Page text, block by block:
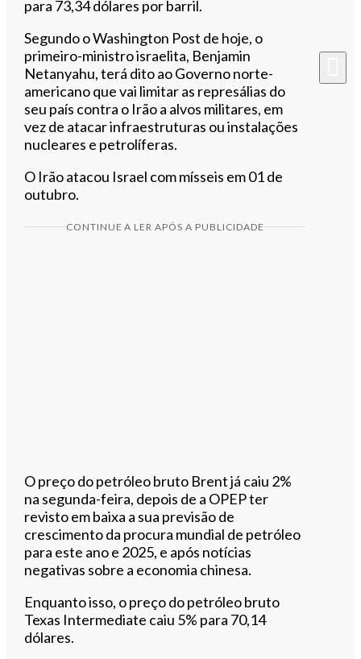
para 73,34 dólares por barril.
Segundo o Washington Post de hoje, o
primeiro-ministro israelita, Benjamin
Netanyahu, terá dito ao Governo norte-
americano que vai limitar as represálias do
seu país contra o Irão a alvos militares, em
vez de atacar infraestruturas ou instalações
nucleares e petrolíferas.
O Irão atacou Israel com mísseis em 01 de
outubro.
CONTINUE A LER APÓS A PUBLICIDADE
O preço do petróleo bruto Brent já caiu 2%
na segunda-feira, depois de a OPEP ter
revisto em baixa a sua previsão de
crescimento da procura mundial de petróleo
para este ano e 2025, e após notícias
negativas sobre a economia chinesa.
Enquanto isso, o preço do petróleo bruto
Texas Intermediate caiu 5% para 70,14
dólares.